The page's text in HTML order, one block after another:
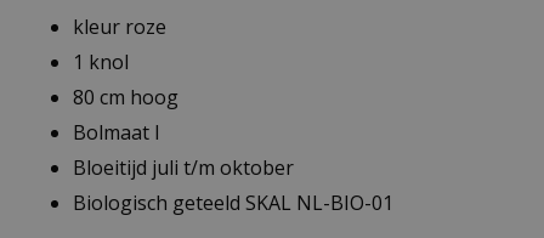
kleur roze
1 knol
80 cm hoog
Bolmaat I
Bloeitijd juli t/m oktober
Biologisch geteeld SKAL NL-BIO-01